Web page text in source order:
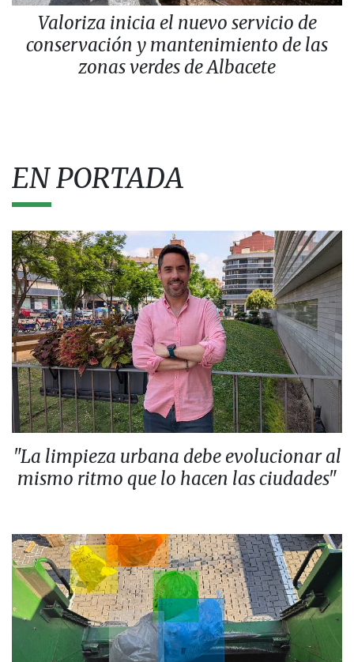
Valoriza inicia el nuevo servicio de
conservación y mantenimiento de las
zonas verdes de Albacete
EN PORTADA
"La limpieza urbana debe evolucionar al
mismo ritmo que lo hacen las ciudades"